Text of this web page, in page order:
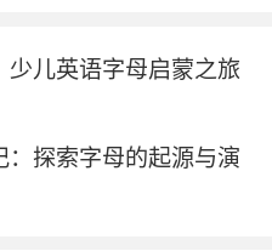
还在文化中有着深远
常被用作未知和神秘的
数，在电影中则常常用
则常常被用来表示选
抉择和道路。 字母在
发展，字母在计算机和
少儿英语字母启蒙之旅
：探索字母的起源与演